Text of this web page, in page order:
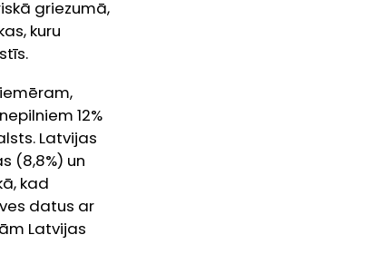
griezumā,
kuru
12%
Latvijas
(8,8%) un
kad
datus ar
Latvijas